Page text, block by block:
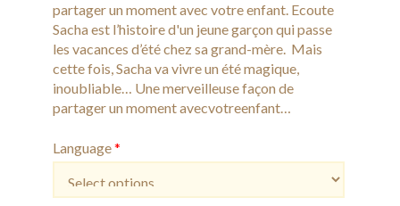
partager un moment avec votre enfant. Ecoute
Sacha est l’histoire d'un jeune garçon qui passe
les vacances d’été chez sa grand-mère. Mais
cette fois, Sacha va vivre un été magique,
inoubliable… Une merveilleuse façon de
partager un moment avecvotreenfant…
Language*